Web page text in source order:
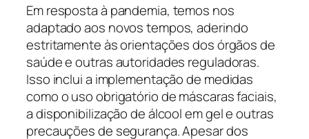
Em resposta à pandemia, temos nos
adaptado aos novos tempos, aderindo
estritamente às orientações dos órgãos de
saúde e outras autoridades reguladoras.
Isso inclui a implementação de medidas
como o uso obrigatório de máscaras faciais,
a disponibilização de álcool em gel e outras
precauções de segurança. Apesar dos